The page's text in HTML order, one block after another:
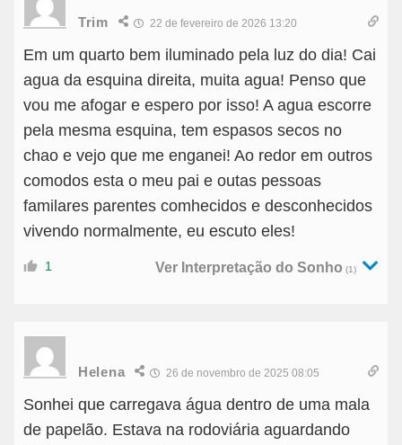
Trim 22 de fevereiro de 2026 13:20
Em um quarto bem iluminado pela luz do dia! Cai
agua da esquina direita, muita agua! Penso que
vou me afogar e espero por isso! A agua escorre
pela mesma esquina, tem espasos secos no
chao e vejo que me enganei! Ao redor em outros
comodos esta o meu pai e outas pessoas
familares parentes comhecidos e desconhecidos
vivendo normalmente, eu escuto eles!
1 Ver Interpretação do Sonho (1)
Helena 26 de novembro de 2025 08:05
Sonhei que carregava água dentro de uma mala
de papelão. Estava na rodoviária aguardando